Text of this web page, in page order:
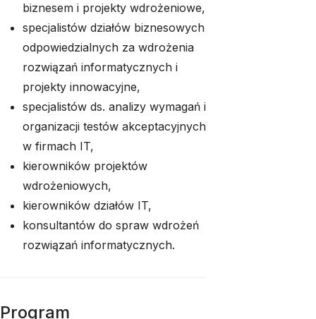
biznesem i projekty wdrożeniowe,
specjalistów działów biznesowych
odpowiedzialnych za wdrożenia
rozwiązań informatycznych i
projekty innowacyjne,
specjalistów ds. analizy wymagań i
organizacji testów akceptacyjnych
w firmach IT,
kierowników projektów
wdrożeniowych,
kierowników działów IT,
konsultantów do spraw wdrożeń
rozwiązań informatycznych.
Program